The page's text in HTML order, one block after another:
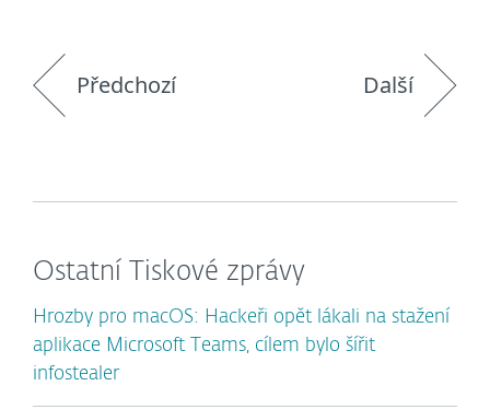
Předchozí Další
Ostatní Tiskové zprávy
Hrozby pro macOS: Hackeři opět lákali na stažení
aplikace Microsoft Teams, cílem bylo šířit
infostealer